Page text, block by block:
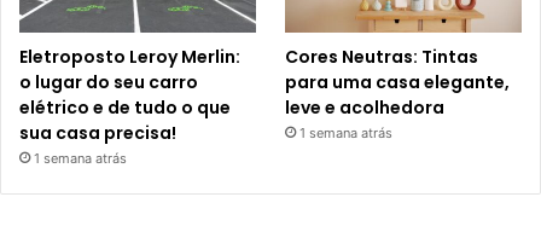
Eletroposto Leroy Merlin:
o lugar do seu carro
elétrico e de tudo o que
sua casa precisa!
1 semana atrás
Cores Neutras: Tintas
para uma casa elegante,
leve e acolhedora
1 semana atrás